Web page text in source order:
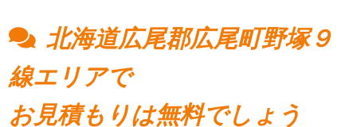
北海道広尾郡広尾町野塚９
線エリアで
お見積もりは無料でしょう